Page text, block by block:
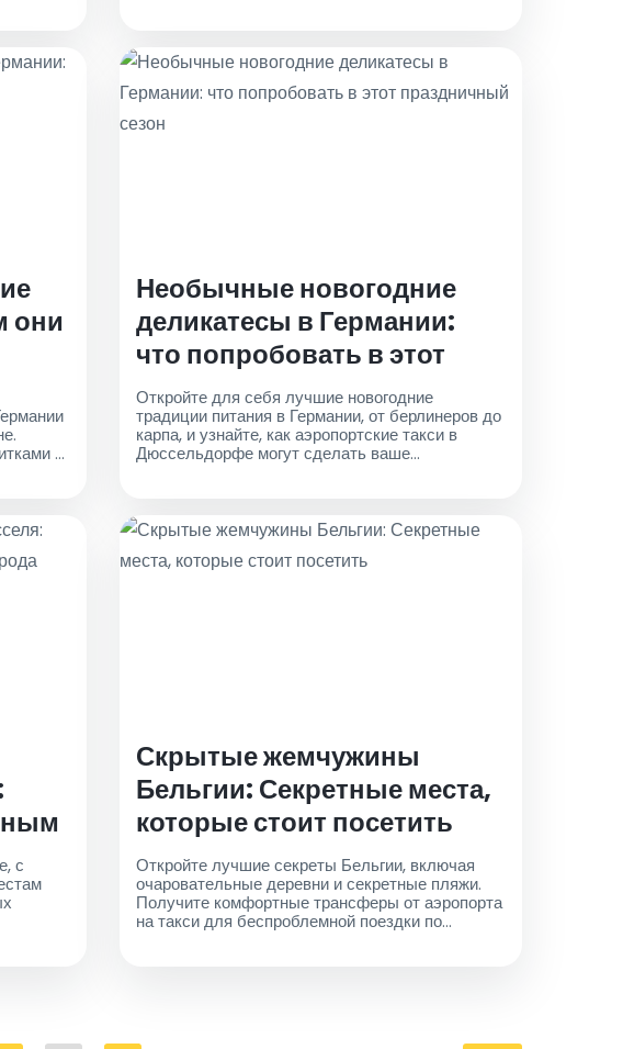
они
и
Необычные новогодние
деликатесы в Германии:
что попробовать в этот
праздничный сезон
Откройте для себя лучшие новогодние
традиции питания в Германии, от берлинеров до
карпа, и узнайте, как аэропортские такси в
Дюссельдорфе могут сделать ваше
с
Скрытые жемчужины
Бельгии: Секретные места,
которые стоит посетить
Откройте лучшие секреты Бельгии, включая
очаровательные деревни и секретные пляжи.
Получите комфортные трансферы от аэропорта
на такси для беспроблемной поездки по